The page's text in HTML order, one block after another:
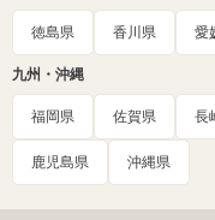
徳島県 香川県 愛
九州・沖縄
福岡県 佐賀県 長
鹿児島県 沖縄県